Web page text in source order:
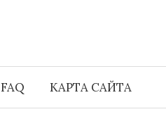
FAQ КАРТА САЙТА